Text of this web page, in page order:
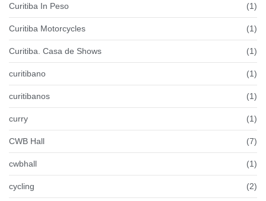
Curitiba In Peso (1)
Curitiba Motorcycles (1)
Curitiba. Casa de Shows (1)
curitibano (1)
curitibanos (1)
curry (1)
CWB Hall (7)
cwbhall (1)
cycling (2)